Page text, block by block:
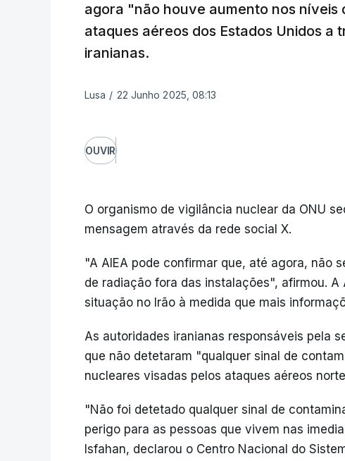
agora "não houve aumento nos
ataques aéreos dos Estados Unidos a
iranianas.
Lusa / 22 Junho 2025, 08:13
OUVIR
O organismo de vigilância nuclear da ONU
mensagem através da rede social X.
"A AIEA pode confirmar que, até agora, não
de radiação fora das instalações", afirmou.
situação no Irão à medida que mais
As autoridades iranianas responsáveis pela
que não detetaram "qualquer sinal de
nucleares visadas pelos ataques aéreos
"Não foi detetado qualquer sinal de
perigo para as pessoas que vivem nas
Isfahan, declarou o Centro Nacional do